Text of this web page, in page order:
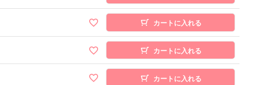
カートに入れる
カートに入れる
カートに入れる